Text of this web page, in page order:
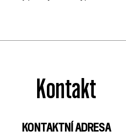
Kontakt
KONTAKTNÍ ADRESA